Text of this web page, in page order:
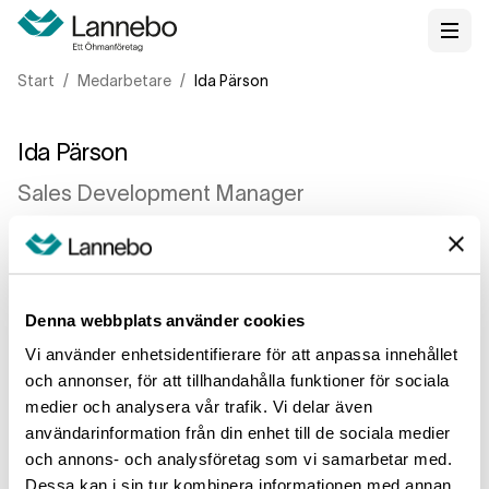
Denna webbplats använder cookies
Vi använder enhetsidentifierare för att anpassa innehållet
och annonser, för att tillhandahålla funktioner för sociala
medier och analysera vår trafik. Vi delar även
användarinformation från din enhet till de sociala medier
och annons- och analysföretag som vi samarbetar med.
Dessa kan i sin tur kombinera informationen med annan
Start Medarbetare Ida Pärson
Ida Pärson
Sales Development Manager
0738641717
E-post
ida.parson@lannebo.se